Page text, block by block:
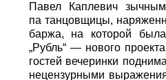
Павел Каплевич
па танцовщицы,
баржа, на которой
„Рубль“ — нового
гостей вечеринки
нецензурными